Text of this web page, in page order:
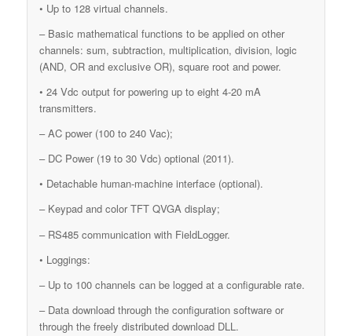
• Up to 128 virtual channels.
– Basic mathematical functions to be applied on other
channels: sum, subtraction, multiplication, division, logic
(AND, OR and exclusive OR), square root and power.
• 24 Vdc output for powering up to eight 4-20 mA
transmitters.
– AC power (100 to 240 Vac);
– DC Power (19 to 30 Vdc) optional (2011).
• Detachable human-machine interface (optional).
– Keypad and color TFT QVGA display;
– RS485 communication with FieldLogger.
• Loggings:
– Up to 100 channels can be logged at a configurable rate.
– Data download through the configuration software or
through the freely distributed download DLL.